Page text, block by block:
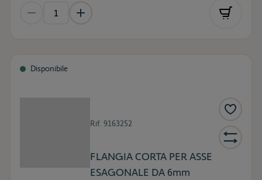
Disponibile
Rif. 9163252
FLANGIA CORTA PER ASSE
ESAGONALE DA 6mm